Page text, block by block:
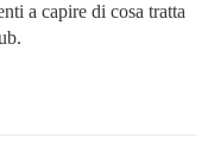
a capire di cosa tratta